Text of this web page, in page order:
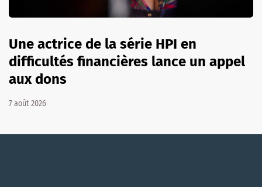
Une actrice de la série HPI en
difficultés financières lance un appel
aux dons
7 août 2026